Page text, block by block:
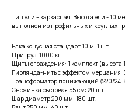
Тип ели – каркасная. Высота ели - 10
выполнен из профильных и круглых
Ёлка конусная стандарт 10 м: 1 шт.
Пригруз: 1000 кг
Щиты ограждения: 1 комплект
Гирлянда-нить с эффектом мерцания:
Трансформатор понижающий (220/24
Cнежинка световая 55 см: 20 шт.
Шар диаметр 200 мм: 180 шт.